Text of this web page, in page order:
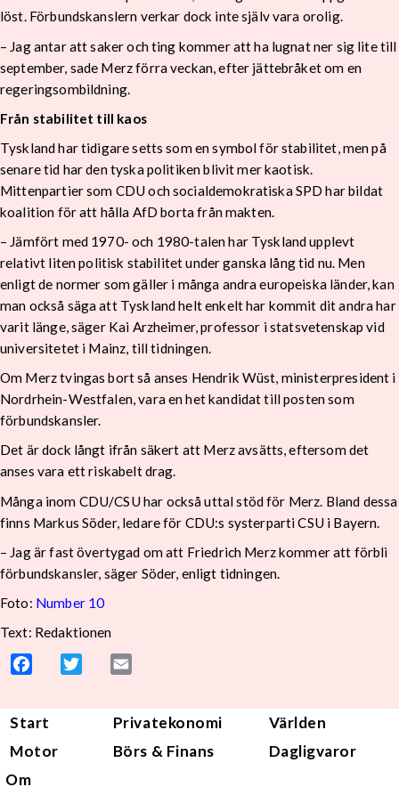
löst. Förbundskanslern verkar dock inte själv vara orolig.
– Jag antar att saker och ting kommer att ha lugnat ner sig lite till
september, sade Merz förra veckan, efter jättebråket om en
regeringsombildning.
Från stabilitet till kaos
Tyskland har tidigare setts som en symbol för stabilitet, men på
senare tid har den tyska politiken blivit mer kaotisk.
Mittenpartier som CDU och socialdemokratiska SPD har bildat
koalition för att hålla AfD borta från makten.
– Jämfört med 1970- och 1980-talen har Tyskland upplevt
relativt liten politisk stabilitet under ganska lång tid nu. Men
enligt de normer som gäller i många andra europeiska länder, kan
man också säga att Tyskland helt enkelt har kommit dit andra har
varit länge, säger Kai Arzheimer, professor i statsvetenskap vid
universitetet i Mainz, till tidningen.
Om Merz tvingas bort så anses Hendrik Wüst, ministerpresident i
Nordrhein-Westfalen, vara en het kandidat till posten som
förbundskansler.
Det är dock långt ifrån säkert att Merz avsätts, eftersom det
anses vara ett riskabelt drag.
Många inom CDU/CSU har också uttal stöd för Merz. Bland dessa
finns Markus Söder, ledare för CDU:s systerparti CSU i Bayern.
– Jag är fast övertygad om att Friedrich Merz kommer att förbli
förbundskansler, säger Söder, enligt tidningen.
Foto: Number 10
Text: Redaktionen
Facebook Twitter
Start Privatekonomi
Världen
Motor
Börs & Finans
Dagligvaror
Om